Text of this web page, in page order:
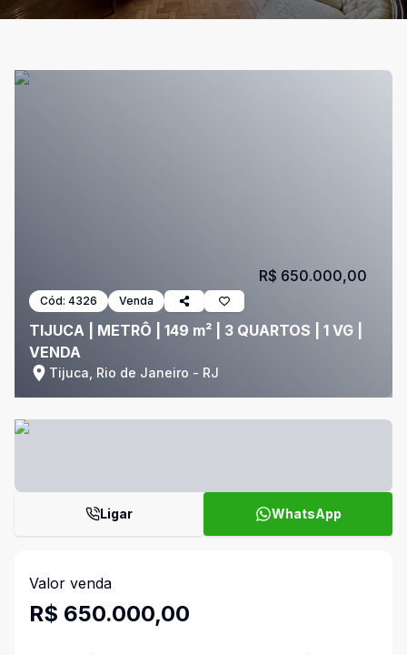
Cód: 4326 Venda
TIJUCA | METRÔ | 149 m² | 3 QUARTOS | 1 VG |
VENDA
Tijuca, Rio de Janeiro - RJ
R$ 650.000,00
Ligar WhatsApp
Valor venda
R$ 650.000,00